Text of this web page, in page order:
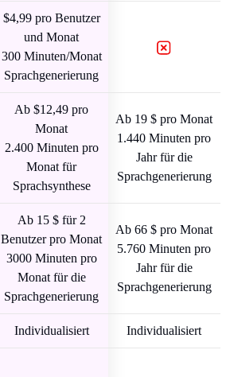
$4,99 pro Benutzer
und Monat
300 Minuten/Monat
Sprachgenerierung
Ab $12,49 pro
Monat
2.400 Minuten pro
Monat für
Sprachsynthese
Ab 19 $ pro Monat
1.440 Minuten pro
Jahr für die
Sprachgenerierung
Ab 15 $ für 2
Benutzer pro Monat
3000 Minuten pro
Monat für die
Sprachgenerierung
Ab 66 $ pro Monat
5.760 Minuten pro
Jahr für die
Sprachgenerierung
Individualisiert Individualisiert